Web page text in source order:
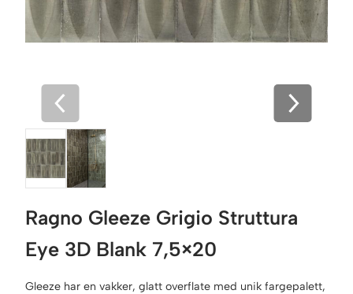
Ragno Gleeze Grigio Struttura
Eye 3D Blank 7,5×20
Gleeze har en vakker, glatt overflate med unik fargepalett,